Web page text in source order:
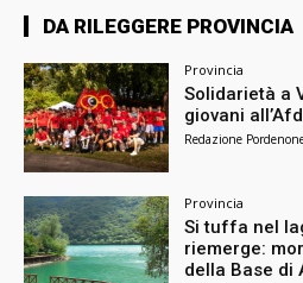
DA RILEGGERE PROVINCIA
Provincia
Solidarietà a
giovani
Redazione
Provincia
Si tuffa nel
riemerge:
della Base di